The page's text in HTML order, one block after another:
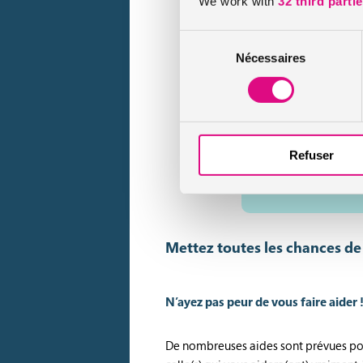
consentement
Nécessaires
Refuser
n’ayant jamais
5 ans après
10 à 20 ans
proche de celui
fumé.
Mettez toutes les chances
N’ayez pas peur de vous faire aider !
De nombreuses aides sont prévues